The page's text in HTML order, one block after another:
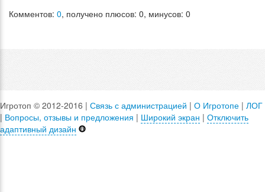
Комментов: 0, получено плюсов: 0, минусов: 0
Игротоп © 2012-2016 | Связь с администрацией | О Игротопе | ЛОГ
| Вопросы, отзывы и предложения | Широкий экран | Отключить
адаптивный дизайн